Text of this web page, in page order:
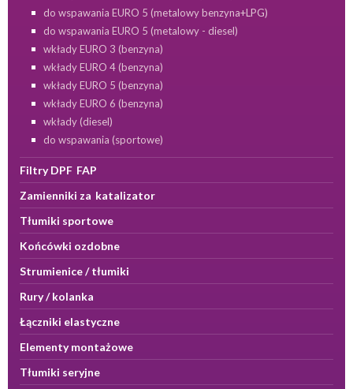
do wspawania EURO 5 (metalowy benzyna+LPG)
do wspawania EURO 5 (metalowy - diesel)
wkłady EURO 3 (benzyna)
wkłady EURO 4 (benzyna)
wkłady EURO 5 (benzyna)
wkłady EURO 6 (benzyna)
wkłady (diesel)
do wspawania (sportowe)
Filtry DPF FAP
Zamienniki za katalizator
Tłumiki sportowe
Końcówki ozdobne
Strumienice / tłumiki
Rury / kolanka
Łączniki elastyczne
Elementy montażowe
Tłumiki seryjne